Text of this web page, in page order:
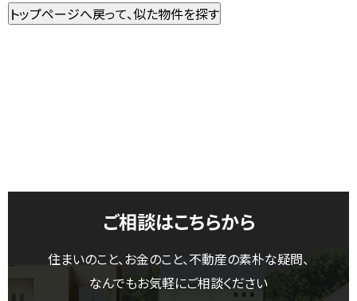
ご相談はこちらから
住まいのこと、お金のこと、不動産の素朴な疑問、
なんでもお気軽にご相談ください